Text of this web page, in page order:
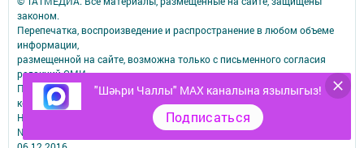
"Шәһри Чаллы" MAX каналына язылыгыз!
Подписаться
законом.
Перепечатка, воспроизведение и распространение в любом объеме
информации,
размещенной на сайте, возможна только с письменного согласия
редакций СМИ.
При поддержке Республиканского агентства по печати и массовым
коммуникациям.
Наименование СМИ: Шəhри Чаллы
№ свидетельства о регистрации СМИ, дата: ЭЛ № ФС 77-67912 от